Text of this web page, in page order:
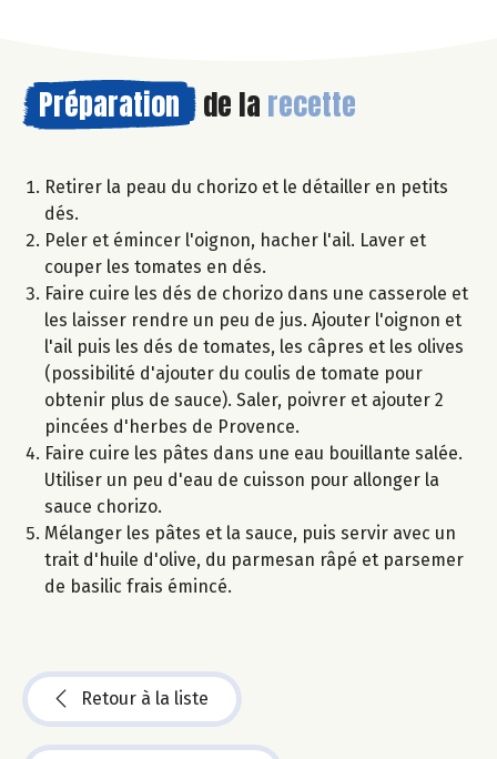
Préparation de la recette
Retirer la peau du chorizo et le détailler en petits
dés.
Peler et émincer l'oignon, hacher l'ail. Laver et
couper les tomates en dés.
Faire cuire les dés de chorizo dans une casserole et
les laisser rendre un peu de jus. Ajouter l'oignon et
l'ail puis les dés de tomates, les câpres et les olives
(possibilité d'ajouter du coulis de tomate pour
obtenir plus de sauce). Saler, poivrer et ajouter 2
pincées d'herbes de Provence.
Faire cuire les pâtes dans une eau bouillante salée.
Utiliser un peu d'eau de cuisson pour allonger la
sauce chorizo.
Mélanger les pâtes et la sauce, puis servir avec un
trait d'huile d'olive, du parmesan râpé et parsemer
de basilic frais émincé.
Retour à la liste